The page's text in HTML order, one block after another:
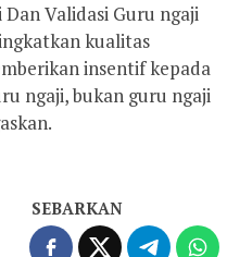
Dan Validasi Guru ngaji
kualitas
insentif kepada
ngaji, bukan guru ngaji
SEBARKAN